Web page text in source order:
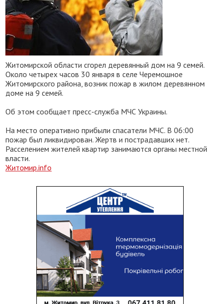
Житомирской области сгорел деревянный дом на 9 семей.
Около четырех часов 30 января в селе Черемошное
Житомирского района, возник пожар в жилом деревянном
доме на 9 семей.
Об этом сообщает пресс-служба МЧС Украины.
На место оперативно прибыли спасатели МЧС. В 06:00
пожар был ликвидирован. Жертв и пострадавших нет.
Расселением жителей квартир занимаются органы местной
власти.
Житомир.info